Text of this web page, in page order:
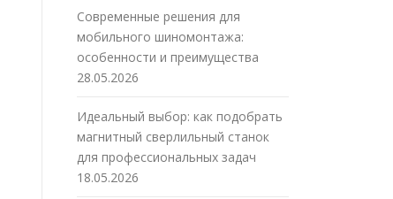
Современные решения для
мобильного шиномонтажа:
особенности и преимущества
28.05.2026
Идеальный выбор: как подобрать
магнитный сверлильный станок
для профессиональных задач
18.05.2026